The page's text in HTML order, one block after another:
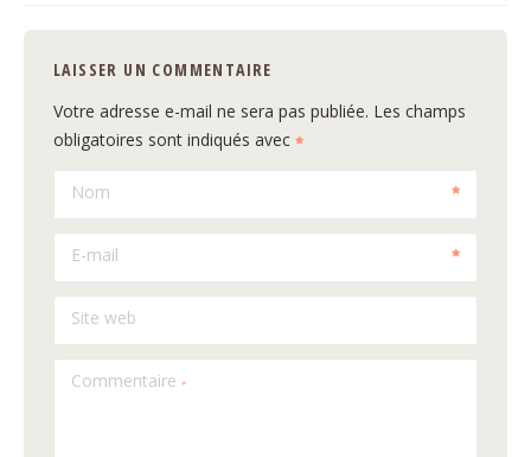
LAISSER UN COMMENTAIRE
Votre adresse e-mail ne sera pas publiée. Les champs
obligatoires sont indiqués avec
Nom
E-mail
Site web
Commentaire *